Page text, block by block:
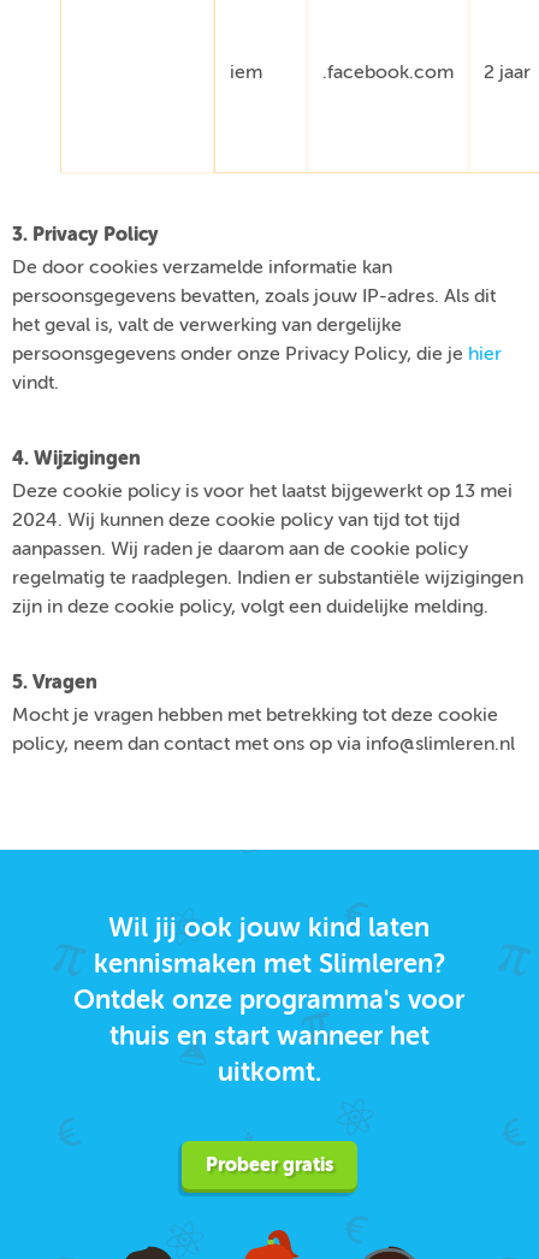
iem .facebook.com 2 jaar
3. Privacy Policy
De door cookies verzamelde informatie kan
persoonsgegevens bevatten, zoals jouw IP-adres. Als dit
het geval is, valt de verwerking van dergelijke
persoonsgegevens onder onze Privacy Policy, die je hier
vindt.
4. Wijzigingen
Deze cookie policy is voor het laatst bijgewerkt op 13 mei
2024. Wij kunnen deze cookie policy van tijd tot tijd
aanpassen. Wij raden je daarom aan de cookie policy
regelmatig te raadplegen. Indien er substantiële wijzigingen
zijn in deze cookie policy, volgt een duidelijke melding.
5. Vragen
Mocht je vragen hebben met betrekking tot deze cookie
policy, neem dan contact met ons op via info@slimleren.nl
Wil jij ook jouw kind laten
kennismaken met Slimleren?
Ontdek onze programma's voor
thuis en start wanneer het
uitkomt.
Probeer gratis